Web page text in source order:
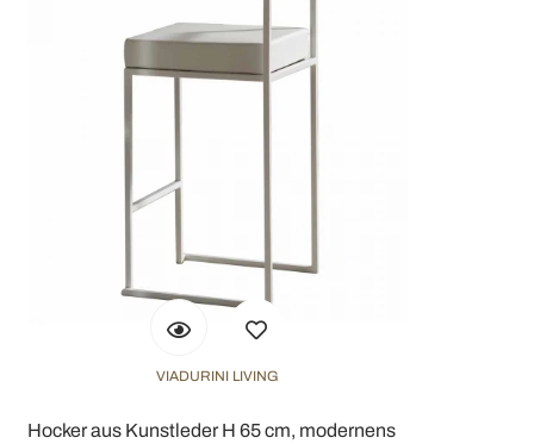
VIADURINI LIVING
Hocker aus Kunstleder H 65 cm, modernens